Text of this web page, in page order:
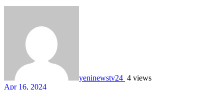
yeninewstv24 4 views
Apr 16, 2024